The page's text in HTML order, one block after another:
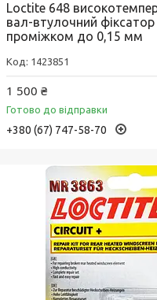
Loctite 648
вал-втулочний фіксатор
проміжком до 0,15 мм
1423851
1 500 ₴
Готово до відправки
+380 (67) 747-58-70